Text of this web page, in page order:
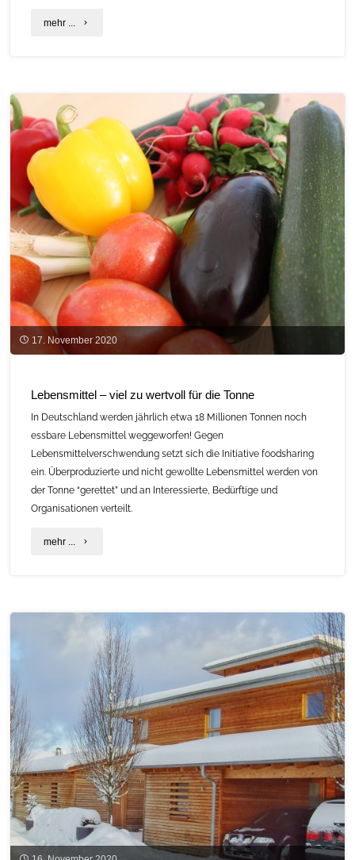
mehr ... "Energieeffizienz
RENi
digitalen
Austausch"
17. November 2020
Lebensmittel – viel zu wertvoll für die Tonne
In Deutschland werden jährlich etwa 18 Millionen Tonnen noch
essbare Lebensmittel weggeworfen! Gegen
Lebensmittelverschwendung setzt sich die Initiative foodsharing
ein. Überproduzierte und nicht gewollte Lebensmittel werden von
der Tonne “gerettet” und an Interessierte, Bedürftige und
Organisationen verteilt.
mehr ... "Lebensmittel
wertvoll
die
Tonne"